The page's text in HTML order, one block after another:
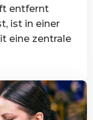
entfernt
ist in einer
eine zentrale